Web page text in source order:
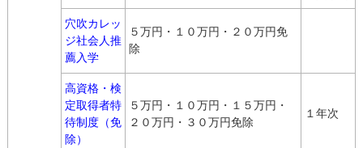
穴吹カレッ
ジ社会人推
薦入学
５万円・１０万円・２０万円免
除
高資格・検
定取得者特
待制度（免
除）
５万円・１０万円・１５万円・
２０万円・３０万円免除
１年次